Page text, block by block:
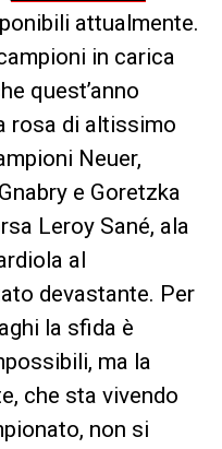
attualmente.
in carica
quest’anno
rosa di altissimo
Neuer,
e Goretzka
Leroy Sané, ala
al
devastante. Per
la sfida è
ma la
che sta vivendo
non si